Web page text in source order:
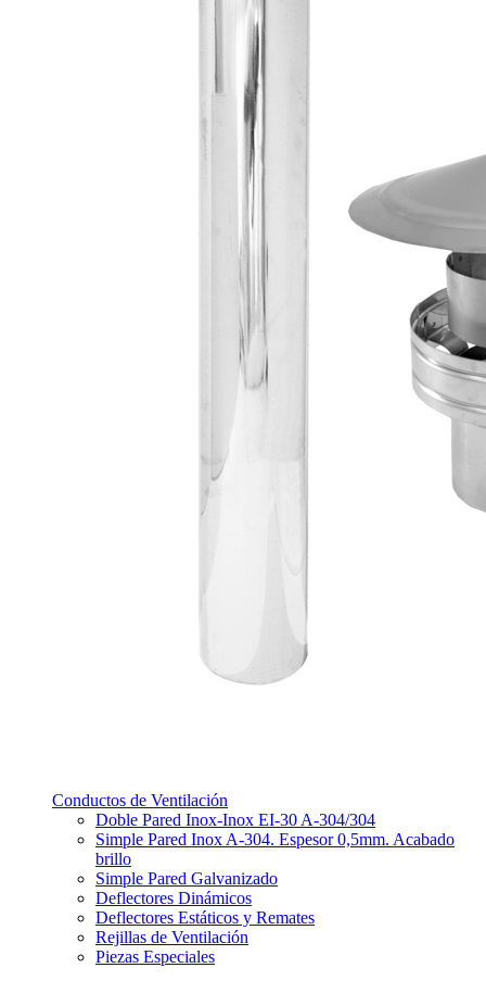
Conductos de Ventilación
Doble Pared Inox-Inox EI-30 A-304/304
Simple Pared Inox A-304. Espesor 0,5mm. Acabado
brillo
Simple Pared Galvanizado
Deflectores Dinámicos
Deflectores Estáticos y Remates
Rejillas de Ventilación
Piezas Especiales